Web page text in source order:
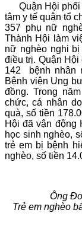
Quận Hội phối
tâm y tế quận tổ
357 phụ nữ
Thành Hội làm
nữ nghèo nghi
điều trị. Quận
142 bệnh nhân
Bệnh viện Ung
đồng. Trong
chức, cá nhân
quà, số tiền
Hội đã vận động
học sinh nghèo,
trẻ em bị bệnh
nghèo, số tiền
Ông
Trẻ em